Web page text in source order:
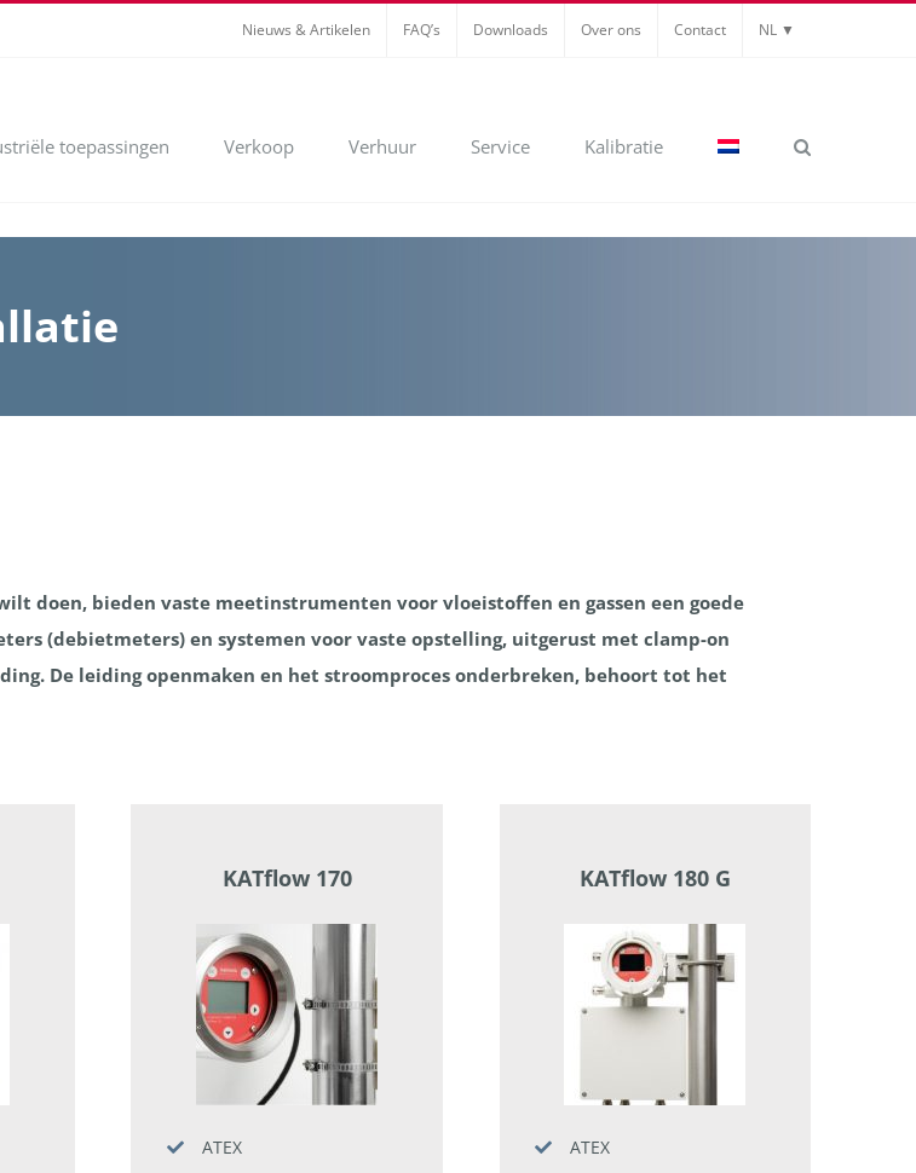
Nieuws & Artikelen FAQ’s Downloads Over ons Contact NL ▼
toepassingen Verkoop Verhuur Service Kalibratie
doen, bieden vaste meetinstrumenten voor vloeistoffen en gassen een goede
(debietmeters) en systemen voor vaste opstelling, uitgerust met clamp-on
De leiding openmaken en het stroomproces onderbreken, behoort tot het
KATflow 170
ATEX
KATflow 180 G
ATEX